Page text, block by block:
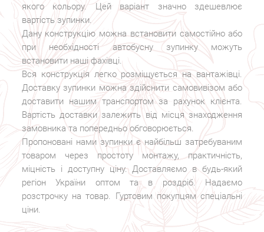
якого кольору. Цей варіант значно здешевлює
вартість зупинки.
Дану конструкцію можна встановити самостійно або
при необхідності автобусну зупинку можуть
встановити наші фахівці.
Вся конструкція легко розміщується на вантажівці.
Доставку зупинки можна здійснити самовивізом або
доставити нашим транспортом за рахунок клієнта.
Вартість доставки залежить від місця знаходження
замовника та попередньо обговорюється.
Пропоновані нами зупинки є найбільш затребуваним
товаром через простоту монтажу, практичність,
міцність і доступну ціну. Доставляємо в будь-який
регіон України оптом та в роздріб. Надаємо
розстрочку на товар. Гуртовим покупцям спеціальні
ціни.